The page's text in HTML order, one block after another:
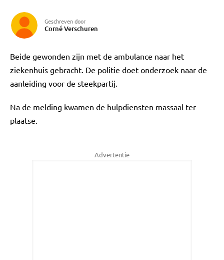
Geschreven door
Corné Verschuren
Beide gewonden zijn met de ambulance naar het
ziekenhuis gebracht. De politie doet onderzoek naar de
aanleiding voor de steekpartij.
Na de melding kwamen de hulpdiensten massaal ter
plaatse.
Advertentie